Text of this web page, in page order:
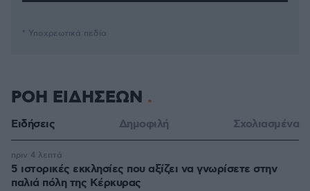
* Υποχρεωτικά πεδία
ΡΟΗ ΕΙΔΗΣΕΩΝ
Ειδήσεις Δημοφιλή Σχολιασμένα
5 ιστορικές εκκλησίες που αξίζει να γνωρίσετε στην
παλιά πόλη της Κέρκυρας
πριν 4 λεπτά